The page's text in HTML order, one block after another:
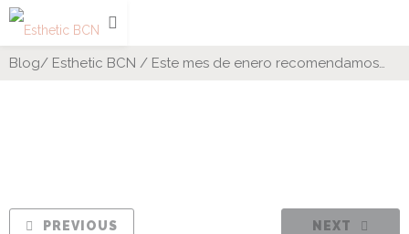
Blog/ Esthetic BCN / Este mes de enero recomendamos…
NEXT
PREVIOUS